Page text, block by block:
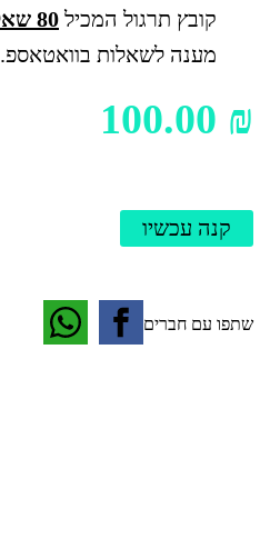
קובץ תרגול המכיל 80 שאלות
מענה לשאלות בוואטאספ.
100.00 ₪
קנה עכשיו
שתפו עם חברים